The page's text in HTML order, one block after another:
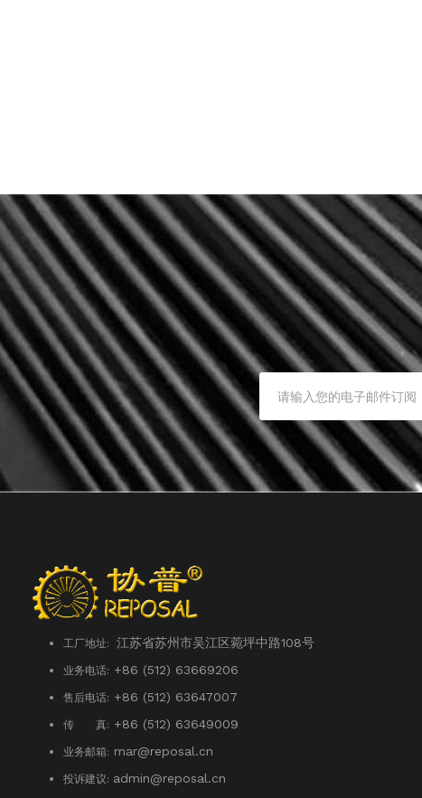
工厂地址: 江苏省苏州市吴江区菀坪中路108号
业务电话: +86 (512) 63669206
售后电话: +86 (512) 63647007
传 真: +86 (512) 63649009
业务邮箱: mar@reposal.cn
投诉建议: admin@reposal.cn